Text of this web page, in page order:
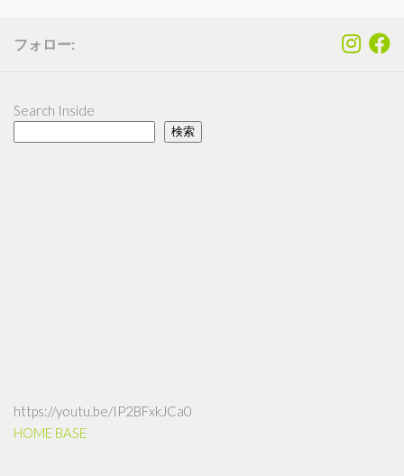
フォロー:
Search Inside
検索
https://youtu.be/IP2BFxkJCa0
HOME BASE